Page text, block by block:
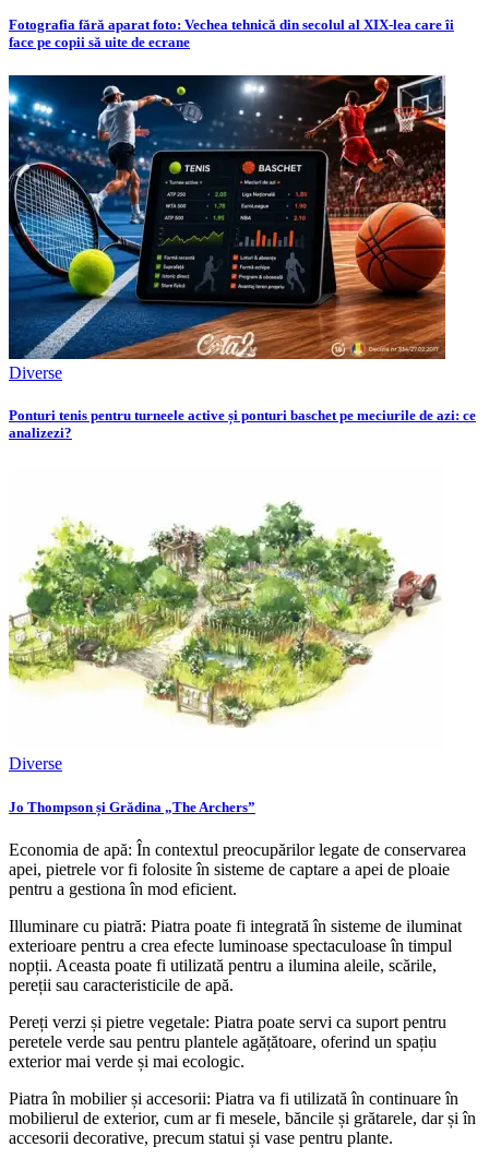
Fotografia fără aparat foto: Vechea tehnică din secolul al XIX-lea care îi
face pe copii să uite de ecrane
Diverse
Ponturi tenis pentru turneele active și ponturi baschet pe meciurile de azi: ce
analizezi?
Diverse
Jo Thompson și Grădina „The Archers”
Economia de apă: În contextul preocupărilor legate de conservarea
apei, pietrele vor fi folosite în sisteme de captare a apei de ploaie
pentru a gestiona în mod eficient.
Illuminare cu piatră: Piatra poate fi integrată în sisteme de iluminat
exterioare pentru a crea efecte luminoase spectaculoase în timpul
nopții. Aceasta poate fi utilizată pentru a ilumina aleile, scările,
pereții sau caracteristicile de apă.
Pereți verzi și pietre vegetale: Piatra poate servi ca suport pentru
peretele verde sau pentru plantele agățătoare, oferind un spațiu
exterior mai verde și mai ecologic.
Piatra în mobilier și accesorii: Piatra va fi utilizată în continuare în
mobilierul de exterior, cum ar fi mesele, băncile și grătarele, dar și în
accesorii decorative, precum statui și vase pentru plante.